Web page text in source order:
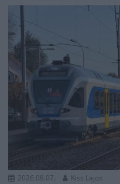
2026.08.07. Kiss Lajos